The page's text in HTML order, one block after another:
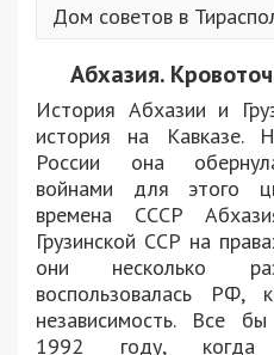
Дом советов в
Абхазия.
История Абхазии и
история на Кавказе.
России она
войнами для этого
времена СССР
Грузинской ССР на
они несколько
воспользовалась РФ,
независимость. Все
1992 году,